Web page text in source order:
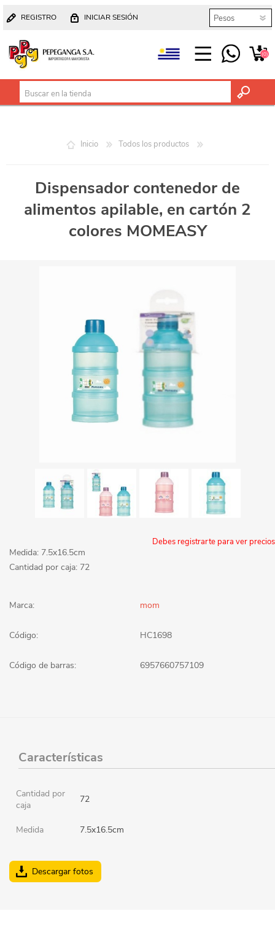
REGISTRO INICIAR SESIÓN
(0)
Inicio Todos los productos
Dispensador contenedor de
alimentos apilable, en cartón 2
colores MOMEASY
Debes registrarte para ver precios
Medida: 7.5x16.5cm
Cantidad por caja: 72
Marca: mom
Código: HC1698
Código de barras: 6957660757109
Características
Cantidad por
caja
72
Medida 7.5x16.5cm
Descargar fotos